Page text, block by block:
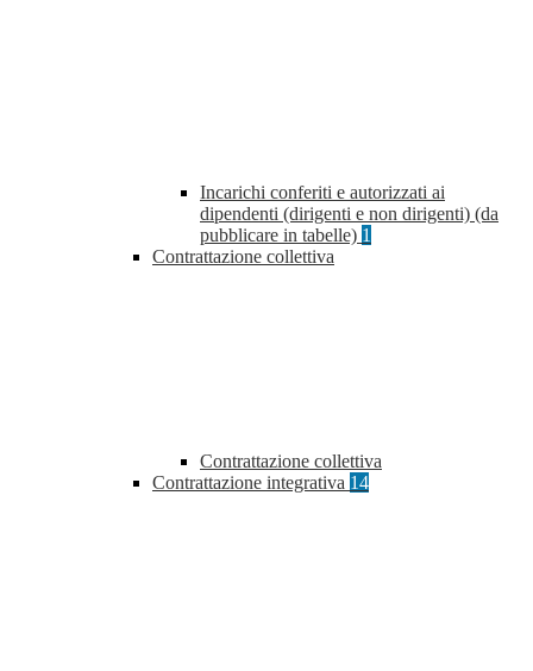
Incarichi conferiti e autorizzati ai
dipendenti (dirigenti e non dirigenti) (da
pubblicare in tabelle) 1
Contrattazione collettiva
Contrattazione collettiva
Contrattazione integrativa 14